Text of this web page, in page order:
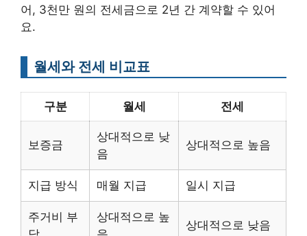
어, 3천만 원의 전세금으로 2년 간 계약할 수 있어
요.
월세와 전세 비교표
구분 월세 전세
보증금
상대적으로 낮
음
상대적으로 높음
지급 방식 매월 지급 일시 지급
주거비 부
상대적으로 높
상대적으로 낮음